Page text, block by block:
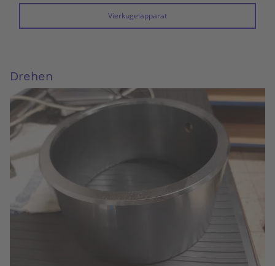
Vierkugelapparat
Drehen